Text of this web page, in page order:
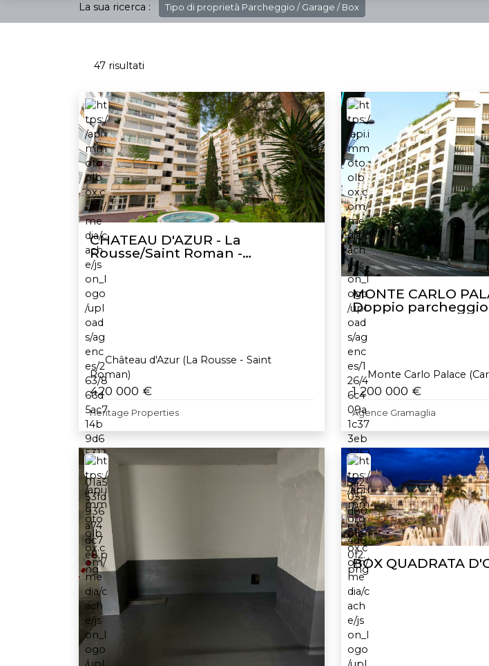
La sua ricerca : Tipo di proprietà Parcheggio / Garage / Box
47 risultati
CHATEAU D'AZUR - La
Rousse/Saint Roman -
Parcheggio
Château d'Azur (La Rousse - Saint
Roman)
420 000 €
Heritage Properties
MONTE CARLO
Doppio
Monte Carlo Palace
1 200 000 €
Agence Gramaglia
BOX QUADRATA